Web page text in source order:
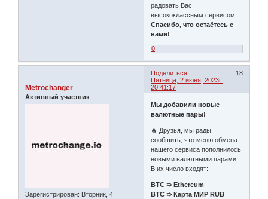
радовать Вас
высококлассным сервисом.
Спасибо, что остаётесь с
нами!
0
Поделиться
18
Пятница, 2 июня, 2023г.
20:41:17
Metrochanger
Активный участник
Зарегистрирован: Вторник, 4
Мы добавили новые
валютные пары!
🔥 Друзья, мы рады
сообщить, что меню обмена
нашего сервиса пополнилось
новыми валютными парами!
В их число входят:
BTC ➯ Ethereum
BTC ➯ Карта МИР RUB